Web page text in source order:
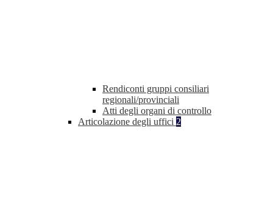
Rendiconti gruppi consiliari
regionali/provinciali
Atti degli organi di controllo
Articolazione degli uffici 2